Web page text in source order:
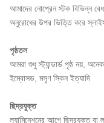
আমাদের নোপ্রেন স্টক বিভিন্ন
অনুরোধের উপর ভিত্তি করে
পৃষ্ঠতল
আমরা শুধু স্ট্যান্ডার্ড পৃষ্ঠ নয়,
ইম্বোসড, মসৃণ স্কিন ইত্যাদি
ছিদ্রযুক্ত
ল্যামিনেশনের আগে ছিদ্রযুক্ত বা